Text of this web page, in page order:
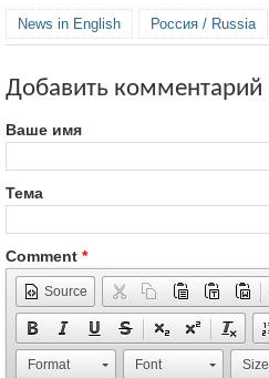
News in English Россия / Russia
Добавить комментарий
Ваше имя
Тема
Comment *
Source
Format Font Size